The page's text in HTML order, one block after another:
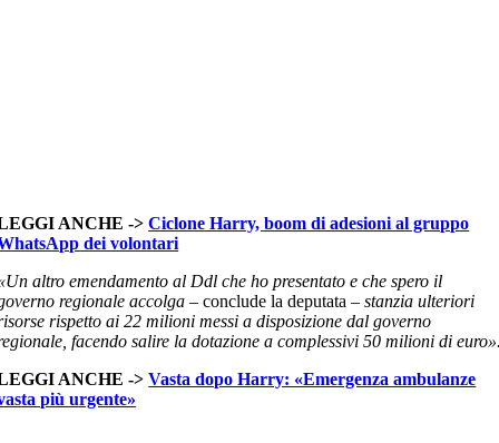
ANCHE ->Ciclone Harry, boom di adesioni al gruppo
dei volontari
altro emendamento al Ddl che ho presentato e che spero il
regionale accolga –conclude la deputata – stanzia ulteriori
rispetto ai 22 milioni messi a disposizione dal governo
facendo salire la dotazione a complessivi 50 milioni di
ANCHE ->Vasta dopo Harry: «Emergenza ambulanze
più urgente»